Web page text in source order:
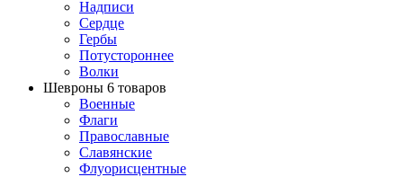
Надписи
Сердце
Гербы
Потустороннее
Волки
Шевроны 6 товаров
Военные
Флаги
Православные
Славянские
Флуорисцентные